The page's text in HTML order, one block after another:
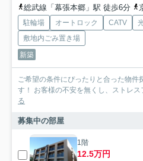
総武線「幕張本郷」駅 徒歩6分
駐輪場 オートロック CATV
敷地内ごみ置き場
新築
ご希望の条件にぴったりと合った物件
す！ お客様の不安を無くし、ストレ
る
募集中の部屋
1階
12.5万円